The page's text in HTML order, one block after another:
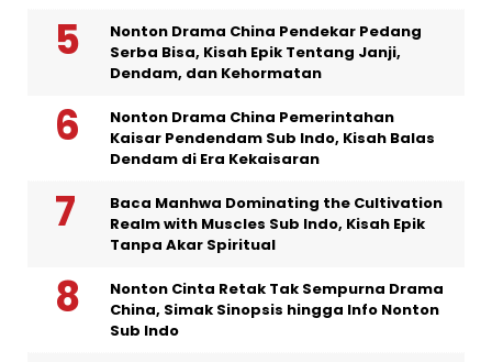
Nonton Drama China Pendekar Pedang
Serba Bisa, Kisah Epik Tentang Janji,
Dendam, dan Kehormatan
Nonton Drama China Pemerintahan
Kaisar Pendendam Sub Indo, Kisah Balas
Dendam di Era Kekaisaran
Baca Manhwa Dominating the Cultivation
Realm with Muscles Sub Indo, Kisah Epik
Tanpa Akar Spiritual
Nonton Cinta Retak Tak Sempurna Drama
China, Simak Sinopsis hingga Info Nonton
Sub Indo